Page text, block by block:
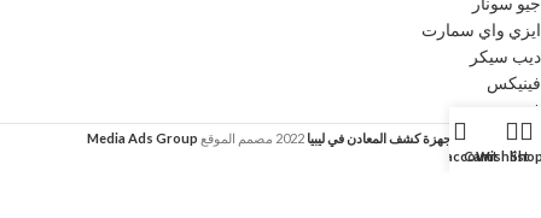
ايزي واي سمارت
ديب سيكر
فينيكس
فيوجن
أجهزة كشف المعادن في ليبيا2022 مصمم الموقع Media Ads Group
Wishlist
Cart
My account